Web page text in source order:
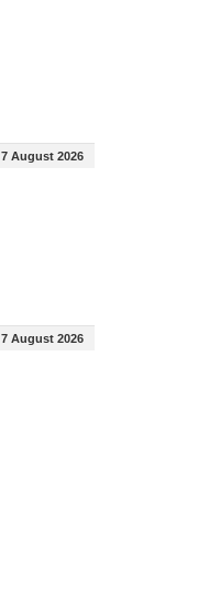
7 August 2026
7 August 2026